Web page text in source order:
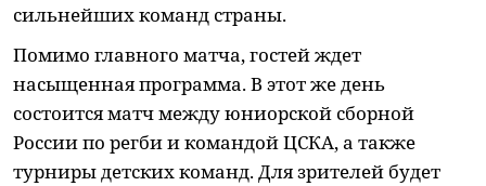
сильнейших команд страны.
Помимо главного матча, гостей ждет
насыщенная программа. В этот же день
состоится матч между юниорской сборной
России по регби и командой ЦСКА, а также
турниры детских команд. Для зрителей будет